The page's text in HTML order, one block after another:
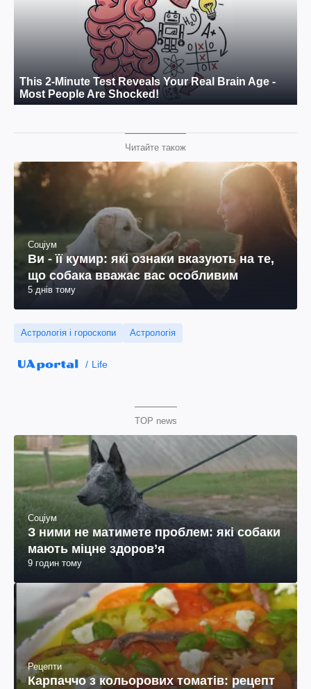
Читайте також
Соціум
Ви - її кумир: які ознаки вказують на те,
що собака вважає вас особливим
5 днів тому
Астрологія і гороскопи Астрологія
Life
TOP news
Соціум
З ними не матимете проблем: які собаки
мають міцне здоров’я
9 годин тому
Рецепти
Карпаччо з кольорових томатів: рецепт